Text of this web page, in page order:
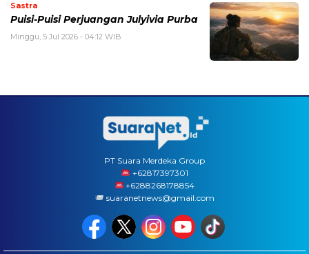
Sastra
Puisi-Puisi Perjuangan Julyivia Purba
Minggu, 5 Jul 2026 - 04:12 WIB
PT Suara Merdeka Group
‪+62817397301
+6288268178854
suaranetnews@gmail.com